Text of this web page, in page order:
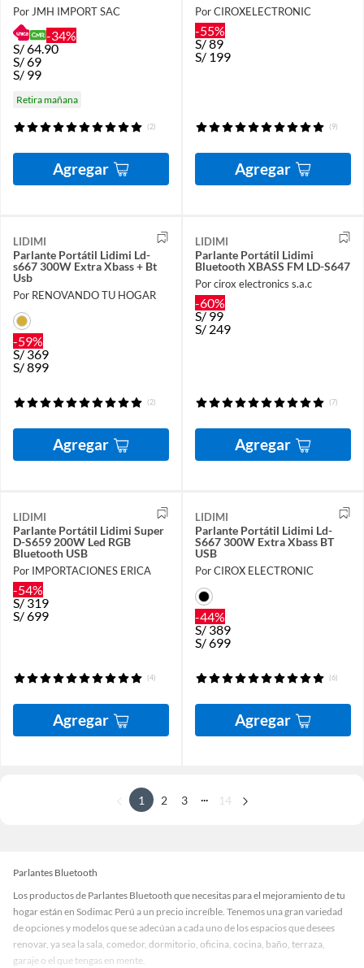
Por JMH IMPORT SAC
-34%
S/64.90
S/69
S/ 99
Retira mañana
(2)
Agregar
Por CIROXELECTRONIC
-55%
S/89
S/ 199
(9)
Agregar
LIDIMI
Parlante Portátil Lidimi Ld-
s667 300W Extra Xbass + Bt
Usb
Por RENOVANDO TU HOGAR
-59%
S/ 369
S/899
(2)
Agregar
LIDIMI
Parlante Portátil Lidimi
Bluetooth XBASS FM LD-S647
Por cirox electronics s.a.c
-60%
S/ 99
S/ 249
(7)
Agregar
LIDIMI
Parlante Portátil Lidimi Super
D-S659 200W Led RGB
Bluetooth USB
Por IMPORTACIONES ERICA
-54%
S/ 319
S/699
(4)
Agregar
LIDIMI
Parlante Portátil Lidimi Ld-
S667 300W Extra Xbass BT
USB
Por CIROX ELECTRONIC
-44%
S/ 389
S/699
(6)
Agregar
1 2 3 ... 14
Parlantes Bluetooth
Los productos de Parlantes Bluetooth que necesitas para el mejoramiento de tu
hogar están en Sodimac Perú a un precio increíble. Tenemos una gran variedad
de opciones y modelos que se adecúan a cada uno de los espacios que desees
renovar, ya sea la sala, comedor, dormitorio, oficina, cocina, baño, terraza,
garaje o el que tengas en mente.